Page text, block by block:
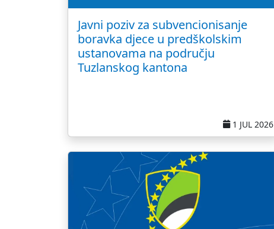
Javni poziv za subvencionisanje
boravka djece u predškolskim
ustanovama na području
Tuzlanskog kantona
1 JUL 2026